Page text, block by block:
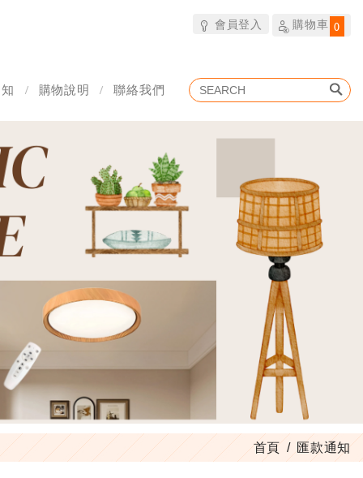
會員登入 購物車 0
購物說明 聯絡我們
首頁 匯款通知